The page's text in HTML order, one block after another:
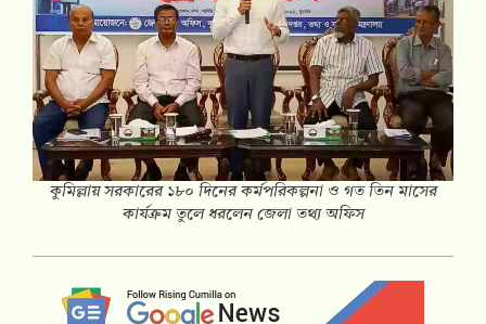
কুমিল্লায় সরকারের ১৮০ দিনের কর্মপরিকল্পনা ও গত তিন মাসের
কার্যক্রম তুলে ধরলেন জেলা তথ্য অফিস